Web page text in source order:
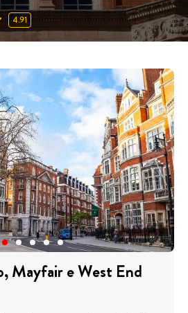
4.91
Mayfair e West End